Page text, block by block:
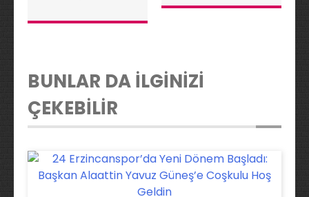
Kutlanıyor
BUNLAR DA İLGİNİZİ
ÇEKEBİLİR